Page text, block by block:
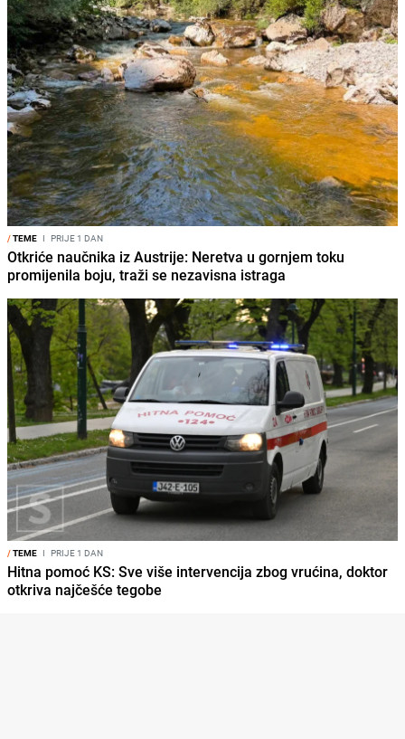
/TEME I PRIJE 1 DAN
Otkriće naučnika iz Austrije: Neretva u gornjem toku
promijenila boju, traži se nezavisna istraga
/TEME I PRIJE 1 DAN
Hitna pomoć KS: Sve više intervencija zbog vrućina, doktor
otkriva najčešće tegobe